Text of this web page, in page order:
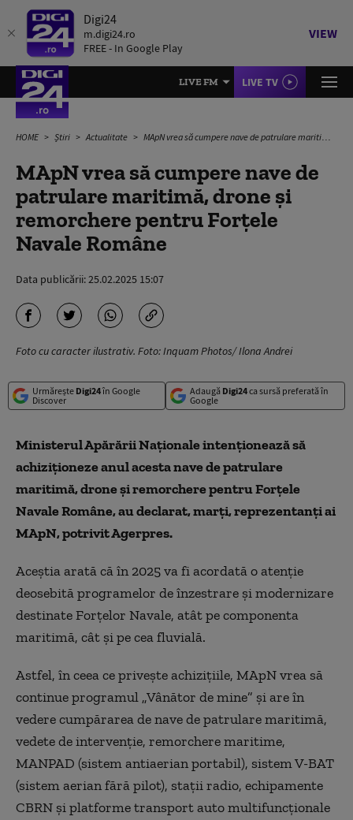
Digi24
m.digi24.ro
FREE - In Google Play
VIEW
LIVE FM LIVE TV
HOME Știri Actualitate MApN vrea să cumpere nave de patrulare maritimă, drone şi remorchere pentru Forţele Navale Române
MApN vrea să cumpere nave de
patrulare maritimă, drone şi
remorchere pentru Forţele
Navale Române
Data publicării:25.02.2025 15:07
Foto cu caracter ilustrativ. Foto: Inquam Photos/ Ilona Andrei
Urmărește Digi24în Google
Discover
Adaugă Digi24ca sursă preferată în
Google
Ministerul Apărării Naţionale intenţionează să
achiziţioneze anul acesta nave de patrulare
maritimă, drone şi remorchere pentru Forţele
Navale Române, au declarat, marţi, reprezentanţi ai
MApN, potrivit Agerpres.
Aceştia arată că în 2025 va fi acordată o atenţie
deosebită programelor de înzestrare şi modernizare
destinate Forţelor Navale, atât pe componenta
maritimă, cât şi pe cea fluvială.
Astfel, în ceea ce priveşte achiziţiile, MApN vrea să
continue programul „Vânător de mine” şi are în
vedere cumpărarea de nave de patrulare maritimă,
vedete de intervenţie, remorchere maritime,
MANPAD (sistem antiaerian portabil), sistem V-BAT
(sistem aerian fără pilot), staţii radio, echipamente
CBRN şi platforme transport auto multifuncţionale